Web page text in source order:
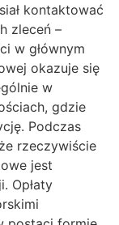
kontaktować
zleceń –
w głównym
okazuje się
w
gdzie
Podczas
rzeczywiście
jest
Opłaty